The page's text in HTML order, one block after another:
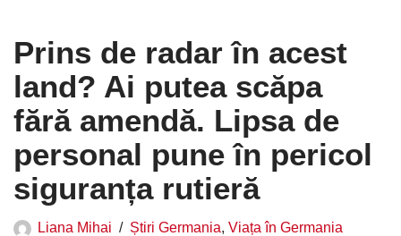
Prins de radar în acest
land? Ai putea scăpa
fără amendă. Lipsa de
personal pune în pericol
siguranța rutieră
Liana Mihai Știri Germania, Viața în Germania